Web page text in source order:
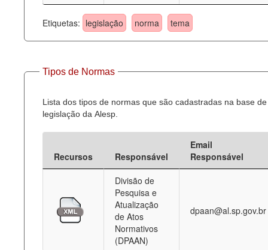
Etiquetas: legislação norma tema
Tipos de Normas
Lista dos tipos de normas que são cadastradas na base de
legislação da Alesp.
Recursos Responsável
Email
Responsável
Divisão de
Pesquisa e
Atualização
de Atos
Normativos
(DPAAN)
dpaan@al.sp.gov.br